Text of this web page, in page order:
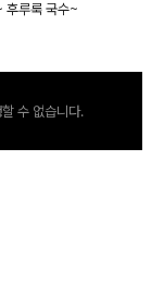
후루룩 국수~
수 없습니다.